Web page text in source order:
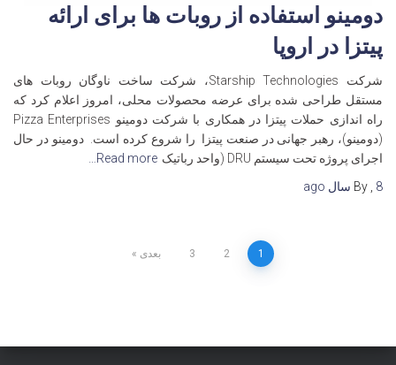
دومینو استفاده از روبات ها برای ارائه
پیتزا در اروپا
شرکت Starship Technologies، شرکت ساخت ناوگان روبات های
مستقل طراحی شده برای عرضه محصولات محلی، امروز اعلام کرد که
راه اندازی حملات پیتزا در همکاری با شرکت دومینو Pizza Enterprises
(دومینو)، رهبر جهانی در صنعت پیتزا را شروع کرده است. دومینو در حال
اجرای پروژه تحت سیستم DRU (واحد رباتیک
Read more…
By
8 سال
1
2
3 بعدی